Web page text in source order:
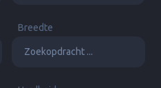
Breedte